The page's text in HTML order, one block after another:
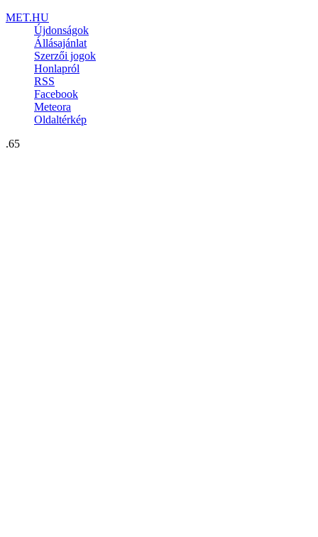
MET.HU
Újdonságok
Állásajánlat
Szerzői jogok
Honlapról
RSS
Facebook
Meteora
Oldaltérkép
.65